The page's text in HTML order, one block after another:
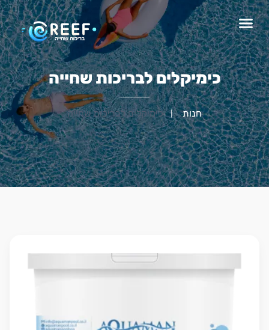
כימיקלים לבריכות שחייה
חנות כימיקלים לבריכות שחייה